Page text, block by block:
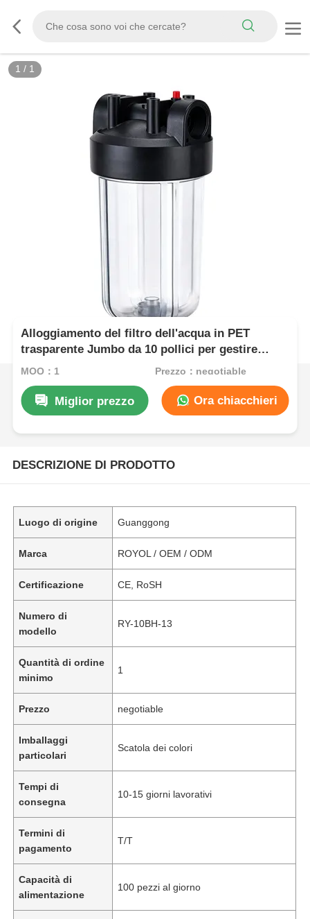
1 / 1
Alloggiamento del filtro dell'acqua in PET
trasparente Jumbo da 10 pollici per gestire
grandi volumi d'acqua
MOQ：1 Prezzo：negotiable
Miglior prezzo Ora chiacchieri
DESCRIZIONE DI PRODOTTO
Luogo di origine Guanggong
Marca ROYOL / OEM / ODM
Certificazione CE, RoSH
Numero di
modello
RY-10BH-13
Quantità di ordine
minimo
1
Prezzo negotiable
Imballaggi
particolari
Scatola dei colori
Tempi di
consegna
10-15 giorni lavorativi
Termini di
pagamento
T/T
Capacità di
alimentazione
100 pezzi al giorno